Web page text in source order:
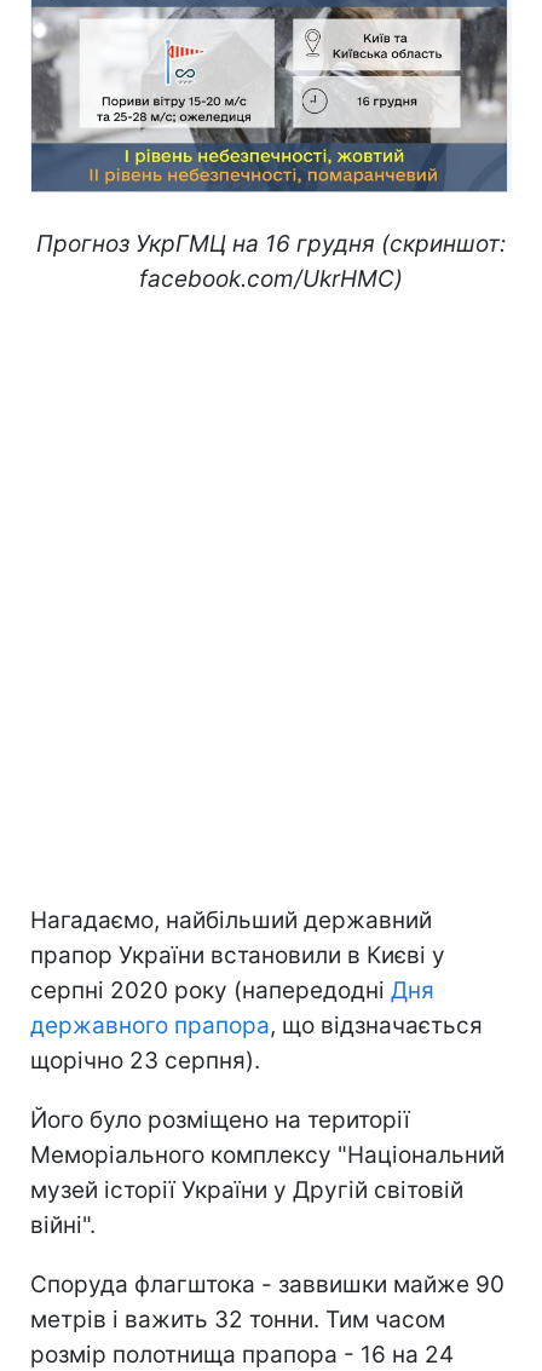
Прогноз УкрГМЦ на 16 грудня (скриншот:
facebook.com/UkrHMC)
Нагадаємо, найбільший державний
прапор України встановили в Києві у
серпні 2020 року (напередодні Дня
державного прапора, що відзначається
щорічно 23 серпня).
Його було розміщено на території
Меморіального комплексу "Національний
музей історії України у Другій світовій
війні".
Споруда флагштока - заввишки майже 90
метрів і важить 32 тонни. Тим часом
розмір полотнища прапора - 16 на 24